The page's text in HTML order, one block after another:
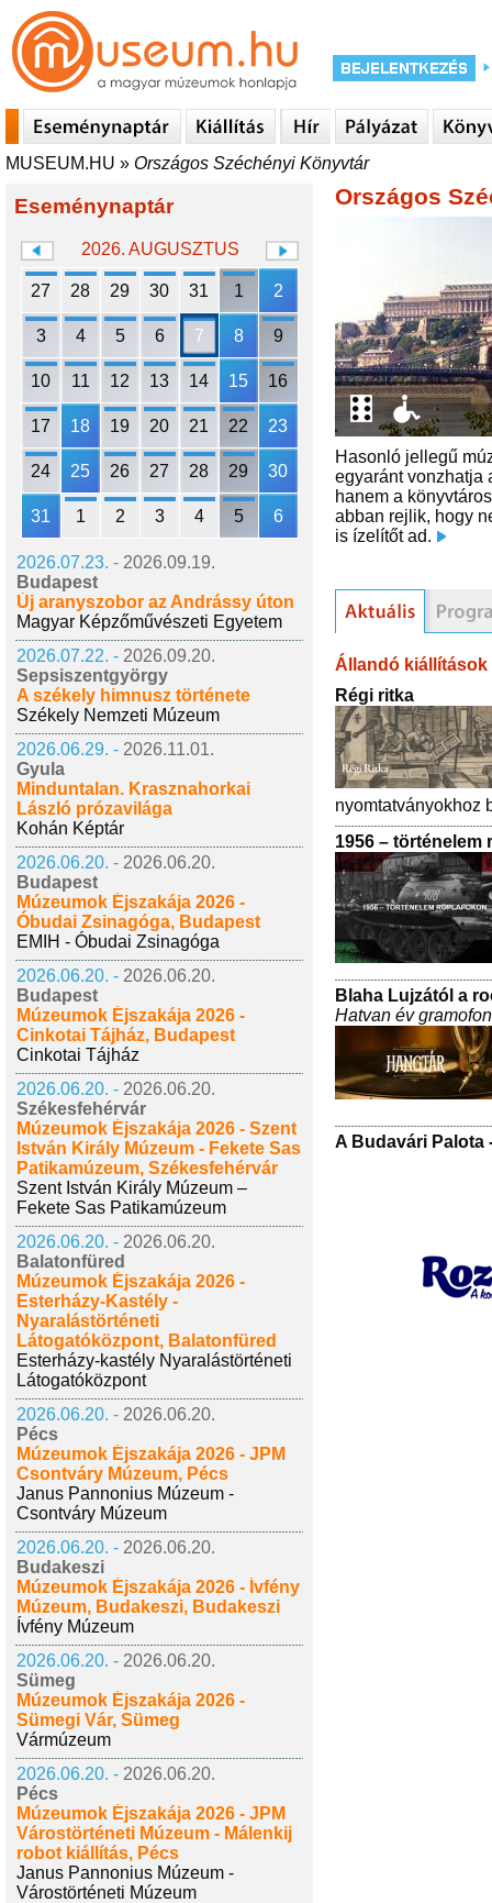
MUSEUM.HU » Országos Széchényi Könyvtár
Eseménynaptár
2026. AUGUSZTUS
27 28 29 30 31 1 2
3 4 5 6 7 8 9
10 11 12 13 14 15 16
17 18 19 20 21 22 23
24 25 26 27 28 29 30
31 1 2 3 4 5 6
2026.07.23. - 2026.09.19.
Budapest
Új aranyszobor az Andrássy úton
Magyar Képzőművészeti Egyetem
2026.07.22. - 2026.09.20.
Sepsiszentgyörgy
A székely himnusz története
Székely Nemzeti Múzeum
2026.06.29. - 2026.11.01.
Gyula
Minduntalan. Krasznahorkai
László prózavilága
Kohán Képtár
2026.06.20. - 2026.06.20.
Budapest
Múzeumok Éjszakája 2026 -
Óbudai Zsinagóga, Budapest
EMIH - Óbudai Zsinagóga
2026.06.20. - 2026.06.20.
Budapest
Múzeumok Éjszakája 2026 -
Cinkotai Tájház, Budapest
Cinkotai Tájház
2026.06.20. - 2026.06.20.
Székesfehérvár
Múzeumok Éjszakája 2026 - Szent
István Király Múzeum - Fekete Sas
Patikamúzeum, Székesfehérvár
Szent István Király Múzeum –
Fekete Sas Patikamúzeum
2026.06.20. - 2026.06.20.
Balatonfüred
Múzeumok Éjszakája 2026 -
Esterházy-Kastély -
Nyaralástörténeti
Látogatóközpont, Balatonfüred
Esterházy-kastély Nyaralástörténeti
Látogatóközpont
2026.06.20. - 2026.06.20.
Pécs
Múzeumok Éjszakája 2026 - JPM
Csontváry Múzeum, Pécs
Janus Pannonius Múzeum -
Csontváry Múzeum
2026.06.20. - 2026.06.20.
Budakeszi
Múzeumok Éjszakája 2026 - Ívfény
Múzeum, Budakeszi, Budakeszi
Ívfény Múzeum
2026.06.20. - 2026.06.20.
Sümeg
Múzeumok Éjszakája 2026 -
Sümegi Vár, Sümeg
Vármúzeum
2026.06.20. - 2026.06.20.
Pécs
Múzeumok Éjszakája 2026 - JPM
Várostörténeti Múzeum - Málenkij
robot kiállítás, Pécs
Janus Pannonius Múzeum -
Várostörténeti Múzeum
Országos
Hasonló jellegű
egyaránt vonzhatja
hanem a
abban rejlik, hogy
is ízelítőt ad.
Állandó kiállítások
Régi ritka
nyomtatványokhoz
1956 – történelem
Blaha Lujzától a
Hatvan év
A Budavári Palota